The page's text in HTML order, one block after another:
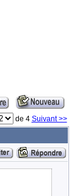
de 4 Suivant >>